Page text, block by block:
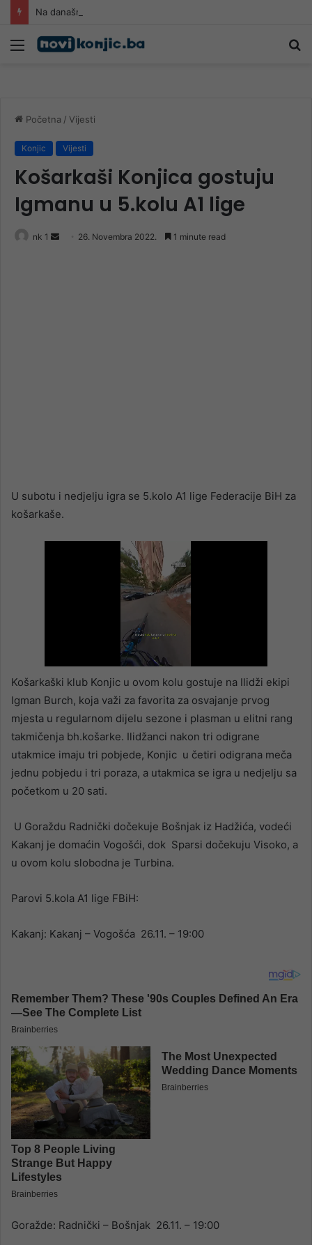
Meni
Početna / Vijesti
Konjic Vijesti
Košarkaši Konjica gostuju
Igmanu u 5.kolu A1 lige
nk 1
Send 26. Novembra 2022. 1 minute read
U subotu i nedjelju igra se 5.kolo A1 lige Federacije BiH za
košarkaše.
Košarkaški klub Konjic u ovom kolu gostuje na Ilidži ekipi
Igman Burch, koja važi za favorita za osvajanje prvog
mjesta u regularnom dijelu sezone i plasman u elitni rang
takmičenja bh.košarke. Ilidžanci nakon tri odigrane
utakmice imaju tri pobjede, Konjic u četiri odigrana meča
jednu pobjedu i tri poraza, a utakmica se igra u nedjelju sa
početkom u 20 sati.
U Goraždu Radnički dočekuje Bošnjak iz Hadžića, vodeći
Kakanj je domaćin Vogošći, dok Sparsi dočekuju Visoko, a
u ovom kolu slobodna je Turbina.
Parovi 5.kola A1 lige FBiH:
Kakanj: Kakanj – Vogošća 26.11. – 19:00
Goražde: Radnički – Bošnjak 26.11. – 19:00